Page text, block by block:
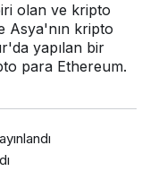
olan ve kripto
Asya'nın kripto
yapılan bir
para Ethereum.